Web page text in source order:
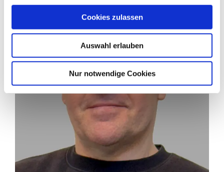
Cookies zulassen
Auswahl erlauben
Nur notwendige Cookies